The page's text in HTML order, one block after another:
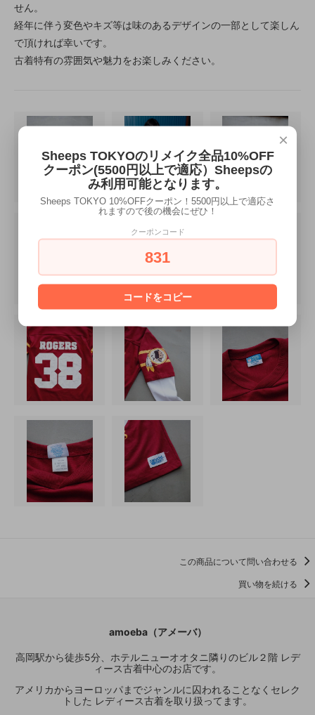
せん。
経年に伴う変色やキズ等は味のあるデザインの一部として楽しん
で頂ければ幸いです。
古着特有の雰囲気や魅力をお楽しみください。
この商品について問い合わせる
買い物を続ける
amoeba（アメーバ）
高岡駅から徒歩5分、ホテルニューオオタニ隣りのビル２階 レデ
ィース古着中心のお店です。
アメリカからヨーロッパまでジャンルに囚われることなくセレク
トした レディース古着を取り扱ってます。
×
Sheeps TOKYOのリメイク全品10%OFF
クーポン(5500円以上で適応）Sheepsの
み利用可能となります。
Sheeps TOKYO 10%OFFクーポン！5500円以上で適応さ
れますので後の機会にぜひ！
クーポンコード
831
コードをコピー